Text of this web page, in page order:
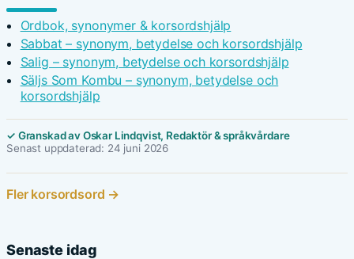
Ordbok, synonymer & korsordshjälp
Sabbat – synonym, betydelse och korsordshjälp
Salig – synonym, betydelse och korsordshjälp
Säljs Som Kombu – synonym, betydelse och
korsordshjälp
✓ Granskad av Oskar Lindqvist, Redaktör & språkvårdare
Senast uppdaterad: 24 juni 2026
Fler korsordsord →
Senaste idag